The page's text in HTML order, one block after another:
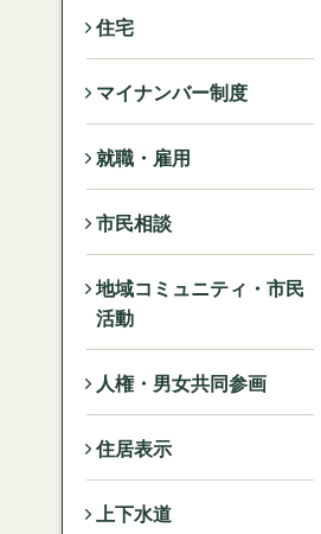
住宅
マイナンバー制度
就職・雇用
市民相談
地域コミュニティ・市民
活動
人権・男女共同参画
住居表示
上下水道